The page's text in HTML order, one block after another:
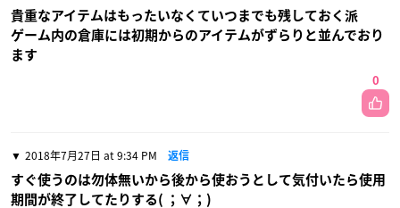
貴重なアイテムはもったいなくていつまでも残しておく派
ゲーム内の倉庫には初期からのアイテムがずらりと並んでおり
ます
0
2018年7月27日 at 9:34 PM 返信
すぐ使うのは勿体無いから後から使おうとして気付いたら使用
期間が終了してたりする( ；∀；)